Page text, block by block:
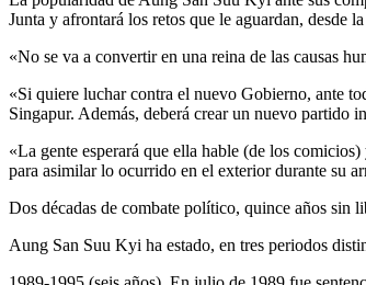
Junta y afrontará los retos que le aguardan, desde
«No se va a convertir en una reina de las causas
«Si quiere luchar contra el nuevo Gobierno, ante
Singapur. Además, deberá crear un nuevo partido
«La gente esperará que ella hable (de los
para asimilar lo ocurrido en el exterior durante su
Dos décadas de combate político, quince años sin
Aung San Suu Kyi ha estado, en tres periodos